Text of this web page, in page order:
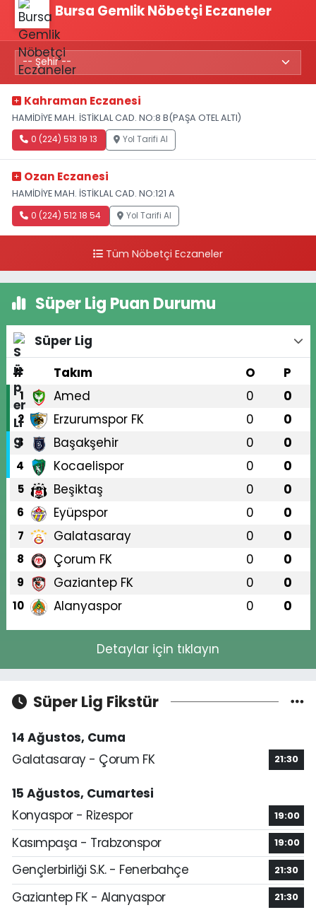
Bursa Gemlik Nöbetçi Eczaneler
Kahraman Eczanesi
HAMİDİYE MAH. İSTİKLAL CAD. NO:8 B(PAŞA OTEL ALTI)
0 (224) 513 19 13 Yol Tarifi Al
Ozan Eczanesi
HAMİDİYE MAH. İSTİKLAL CAD. NO:121 A
0 (224) 512 18 54 Yol Tarifi Al
Tüm Nöbetçi Eczaneler
Süper Lig Puan Durumu
Süper Lig
#
Takım O P
1 Amed 0 0
2 Erzurumspor FK 0 0
3 Başakşehir 0 0
4 Kocaelispor 0 0
5 Beşiktaş 0 0
6 Eyüpspor 0 0
7 Galatasaray 0 0
8 Çorum FK 0 0
9 Gaziantep FK 0 0
10 Alanyaspor 0 0
Detaylar için tıklayın
Süper Lig Fikstür
14 Ağustos, Cuma
Galatasaray - Çorum FK
21:30
15 Ağustos, Cumartesi
Konyaspor - Rizespor
19:00
Kasımpaşa - Trabzonspor 19:00
Gençlerbirliği S.K. - Fenerbahçe 21:30
Gaziantep FK - Alanyaspor 21:30